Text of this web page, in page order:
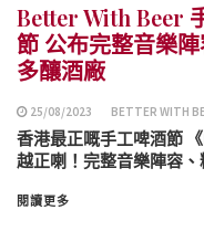
Better With Beer
節 公布完整音樂
多釀酒廠
25/08/2023 BETTER WITH
香港最正嘅手工啤酒節
越正喇！完整音樂陣容
閱讀更多